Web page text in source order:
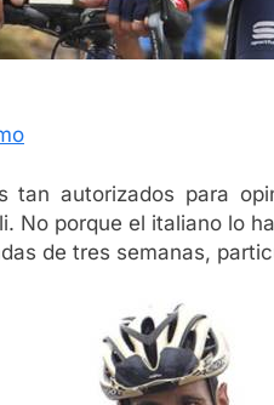
tan autorizados para
No porque el italiano lo
de tres semanas,